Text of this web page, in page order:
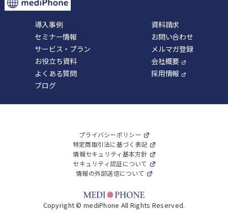
導入事例
セミナー情報
サービス・プラン
お役立ち資料
よくある質問
ブログ
資料請求
お問い合わせ
メルマガ登録
会社概要
採用情報
プライバシーポリシー
特定商取引法に基づく表記
情報セキュリティ基本方針
セキュリティ認証について
情報の外部送信について
Copyright © mediPhone All Rights Reserved.